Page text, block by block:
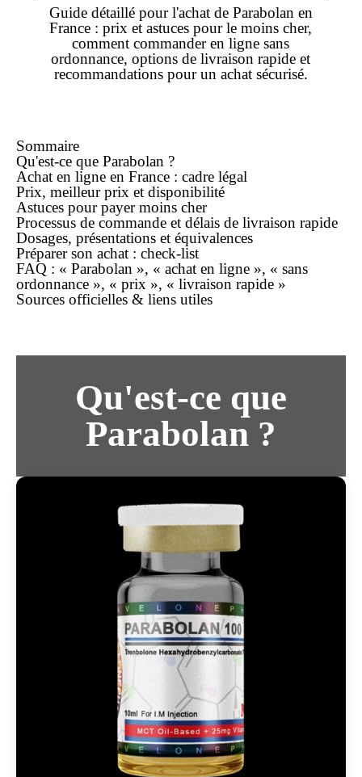
Guide détaillé pour l'achatde Parabolan en
France :prix et astuces pour lemoins cher,
commentcommander en ligne sans
ordonnance, options delivraison rapide et
recommandations pour un achatsécurisé.
Sommaire
Qu'est-ce que Parabolan ?
Achat en ligne en France : cadre légal
Prix, meilleur prix et disponibilité
Astuces pour payermoins cher
Processus de commande et délais de livraison rapide
Dosages, présentations et équivalences
Préparer son achat : check-list
FAQ : « Parabolan », « achat en ligne », « sans
ordonnance », « prix », « livraison rapide »
Sources officielles & liens utiles
Qu'est-ce que
Parabolan ?